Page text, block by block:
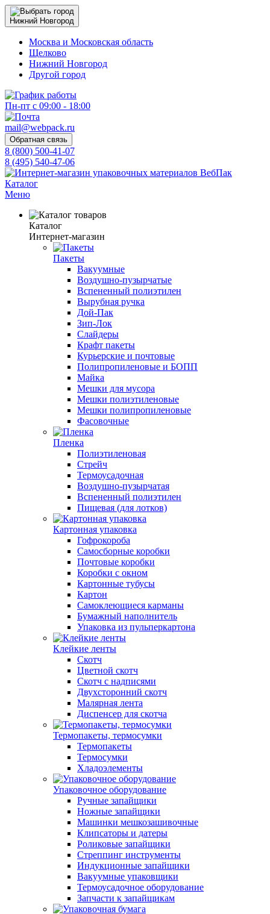
Нижний Новгород
Москва и Московская область
Щелково
Нижний Новгород
Другой город
Пн-пт с 09:00 - 18:00
mail@webpack.ru
Обратная связь
8 (800) 500-41-07
8 (495) 540-47-06
Каталог
Меню
Каталог
Интернет-магазин
Пакеты
Вакуумные
Воздушно-пузырчатые
Вспененный полиэтилен
Вырубная ручка
Дой-Пак
Зип-Лок
Слайдеры
Крафт пакеты
Курьерские и почтовые
Полипропиленовые и БОПП
Майка
Мешки для мусора
Мешки полиэтиленовые
Мешки полипропиленовые
Фасовочные
Пленка
Полиэтиленовая
Стрейч
Термоусадочная
Воздушно-пузырчатая
Вспененный полиэтилен
Пищевая (для лотков)
Картонная упаковка
Гофрокороба
Самосборные коробки
Почтовые коробки
Коробки с окном
Картонные тубусы
Картон
Самоклеющиеся карманы
Бумажный наполнитель
Упаковка из пульперкартона
Клейкие ленты
Скотч
Цветной скотч
Скотч с надписями
Двухсторонний скотч
Малярная лента
Диспенсер для скотча
Термопакеты, термосумки
Термопакеты
Термосумки
Хладоэлементы
Упаковочное оборудование
Ручные запайщики
Ножные запайщики
Машинки мешкозашивочные
Клипсаторы и датеры
Роликовые запайщики
Стреппинг инструменты
Индукционные запайщики
Вакуумные упаковщики
Термоусадочное оборудование
Запчасти к запайщикам